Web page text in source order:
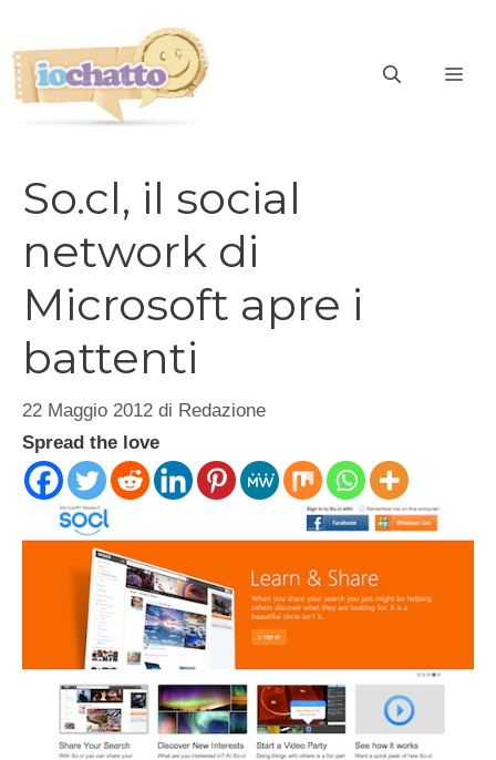
contenuto
So.cl, il social
network di
Microsoft apre i
battenti
22 Maggio 2012 di Redazione
Spread the love